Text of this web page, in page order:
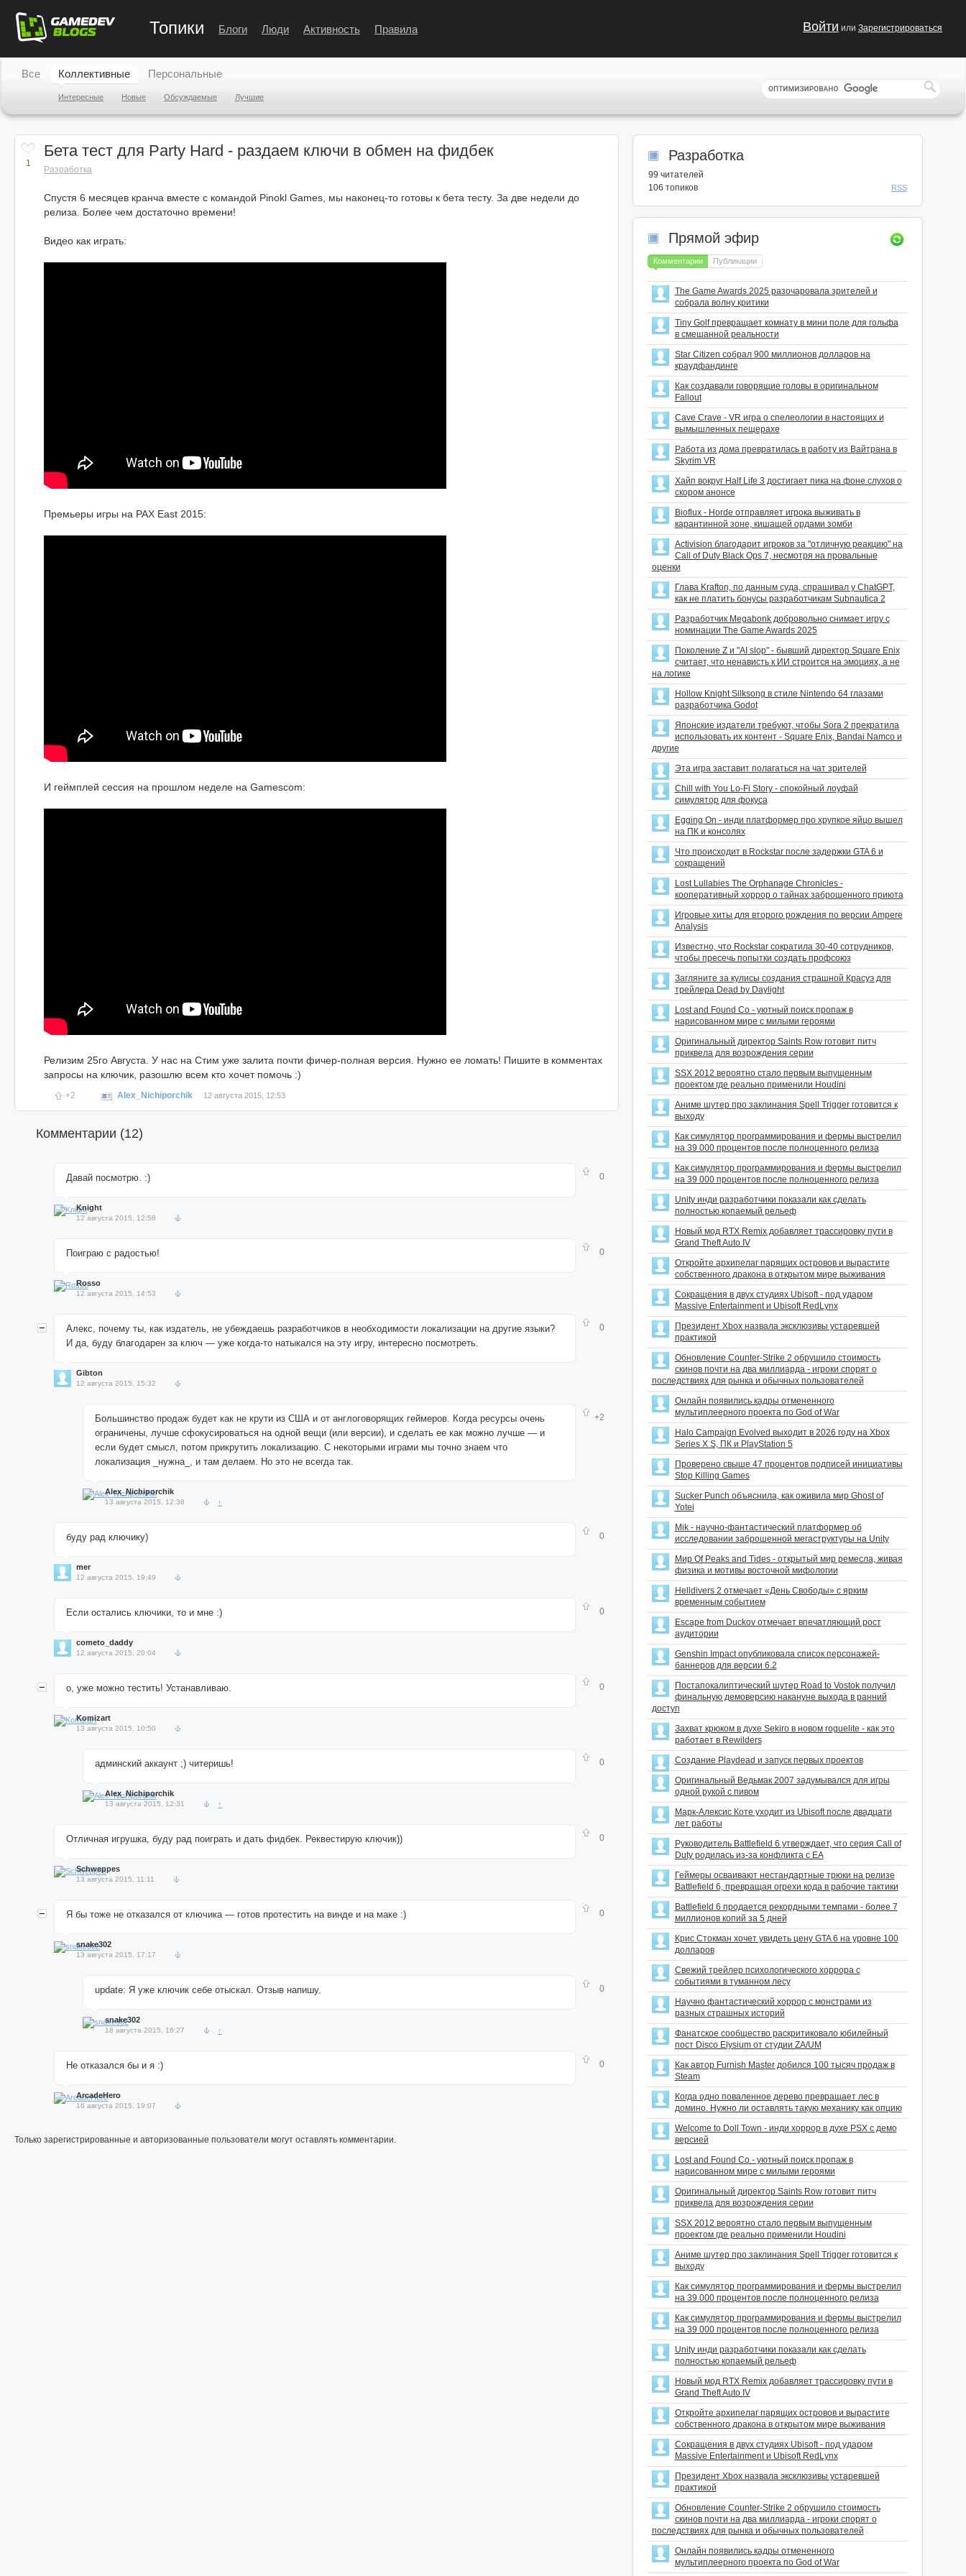
Войти или Зарегистрироваться
Топики Блоги Люди Активность Правила
Все Коллективные
Интересные Новые Обсуждаемые Лучшие
Персональные
Бета тест для Party Hard - раздаем ключи в обмен на фидбек
1
Разработка
Спустя 6 месяцев кранча вместе с командой Pinokl Games, мы наконец-то готовы к бета тесту. За две недели до
релиза. Более чем достаточно времени!
Видео как играть:
Премьеры игры на PAX East 2015:
И геймплей сессия на прошлом неделе на Gamescom:
Релизим 25го Августа. У нас на Стим уже залита почти фичер-полная версия. Нужно ее ломать! Пишите в комментах
запросы на ключик, разошлю всем кто хочет помочь :)
+2 Alex_Nichiporchik 12 августа 2015, 12:53
Комментарии (12)
0
Давай посмотрю. :)
Knight
12 августа 2015, 12:58
0
Поиграю с радостью!
Rosso
12 августа 2015, 14:53
0
Алекс, почему ты, как издатель, не убеждаешь разработчиков в необходимости локализации на другие языки?
И да, буду благодарен за ключ — уже когда-то натыкался на эту игру, интересно посмотреть.
Gibton
12 августа 2015, 15:32
+2
Большинство продаж будет как не крути из США и от англоговорящих геймеров. Когда ресурсы очень
ограничены, лучше сфокусироваться на одной вещи (или версии), и сделать ее как можно лучше — и
если будет смысл, потом прикрутить локализацию. С некоторыми играми мы точно знаем что
локализация _нужна_, и там делаем. Но это не всегда так.
Alex_Nichiporchik
13 августа 2015, 12:38 ↑
0
буду рад ключику)
mer
12 августа 2015, 19:49
0
Если остались ключики, то и мне :)
cometo_daddy
12 августа 2015, 20:04
0
о, уже можно тестить! Устанавливаю.
Komizart
13 августа 2015, 10:50
0
админский аккаунт ;) читеришь!
Alex_Nichiporchik
13 августа 2015, 12:31 ↑
0
Отличная игрушка, буду рад поиграть и дать фидбек. Реквестирую ключик))
Schweppes
13 августа 2015, 11:11
0
Я бы тоже не отказался от ключика — готов протестить на винде и на маке :)
snake302
13 августа 2015, 17:17
0
update: Я уже ключик себе отыскал. Отзыв напишу.
snake302
18 августа 2015, 16:27 ↑
0
Не отказался бы и я :)
ArcadeHero
16 августа 2015, 19:07
Только зарегистрированные и авторизованные пользователи могут оставлять комментарии.
Разработка
99 читателей
106 топиков
RSS
Прямой эфир
Комментарии Публикации
The Game Awards 2025 разочаровала зрителей и
собрала волну критики
Tiny Golf превращает комнату в мини поле для гольфа
в смешанной реальности
Star Citizen собрал 900 миллионов долларов на
краудфандинге
Как создавали говорящие головы в оригинальном
Fallout
Cave Crave - VR игра о спелеологии в настоящих и
вымышленных пещерахе
Работа из дома превратилась в работу из Вайтрана в
Skyrim VR
Хайп вокруг Half Life 3 достигает пика на фоне слухов о
скором анонсе
Bioflux - Horde отправляет игрока выживать в
карантинной зоне, кишащей ордами зомби
Activision благодарит игроков за "отличную реакцию" на
Call of Duty Black Ops 7, несмотря на провальные
оценки
Глава Krafton, по данным суда, спрашивал у ChatGPT,
как не платить бонусы разработчикам Subnautica 2
Разработчик Megabonk добровольно снимает игру с
номинации The Game Awards 2025
Поколение Z и "AI slop" - бывший директор Square Enix
считает, что ненависть к ИИ строится на эмоциях, а не
на логике
Hollow Knight Silksong в стиле Nintendo 64 глазами
разработчика Godot
Японские издатели требуют, чтобы Sora 2 прекратила
использовать их контент - Square Enix, Bandai Namco и
другие
Эта игра заставит полагаться на чат зрителей
Chill with You Lo-Fi Story - спокойный лоуфай
симулятор для фокуса
Egging On - инди платформер про хрупкое яйцо вышел
на ПК и консолях
Что происходит в Rockstar после задержки GTA 6 и
сокращений
Lost Lullabies The Orphanage Chronicles -
кооперативный хоррор о тайнах заброшенного приюта
Игровые хиты для второго рождения по версии Ampere
Analysis
Известно, что Rockstar сократила 30-40 сотрудников,
чтобы пресечь попытки создать профсоюз
Загляните за кулисы создания страшной Красуэ для
трейлера Dead by Daylight
Lost and Found Co - уютный поиск пропаж в
нарисованном мире с милыми героями
Оригинальный директор Saints Row готовит питч
приквела для возрождения серии
SSX 2012 вероятно стало первым выпущенным
проектом где реально применили Houdini
Аниме шутер про заклинания Spell Trigger готовится к
выходу
Как симулятор программирования и фермы выстрелил
на 39 000 процентов после полноценного релиза
Как симулятор программирования и фермы выстрелил
на 39 000 процентов после полноценного релиза
Unity инди разработчики показали как сделать
полностью копаемый рельеф
Новый мод RTX Remix добавляет трассировку пути в
Grand Theft Auto IV
Откройте архипелаг парящих островов и вырастите
собственного дракона в открытом мире выживания
Сокращения в двух студиях Ubisoft - под ударом
Massive Entertainment и Ubisoft RedLynx
Президент Xbox назвала эксклюзивы устаревшей
практикой
Обновление Counter-Strike 2 обрушило стоимость
скинов почти на два миллиарда - игроки спорят о
последствиях для рынка и обычных пользователей
Онлайн появились кадры отмененного
мультиплеерного проекта по God of War
Halo Campaign Evolved выходит в 2026 году на Xbox
Series X S, ПК и PlayStation 5
Проверено свыше 47 процентов подписей инициативы
Stop Killing Games
Sucker Punch объяснила, как оживила мир Ghost of
Yotei
Mik - научно-фантастический платформер об
исследовании заброшенной мегаструктуры на Unity
Мир Of Peaks and Tides - открытый мир ремесла, живая
физика и мотивы восточной мифологии
Helldivers 2 отмечает «День Свободы» с ярким
временным событием
Escape from Duckov отмечает впечатляющий рост
аудитории
Genshin Impact опубликовала список персонажей-
баннеров для версии 6.2
Постапокалиптический шутер Road to Vostok получил
финальную демоверсию накануне выхода в ранний
доступ
Захват крюком в духе Sekiro в новом roguelite - как это
работает в Rewilders
Создание Playdead и запуск первых проектов
Оригинальный Ведьмак 2007 задумывался для игры
одной рукой с пивом
Марк-Алексис Коте уходит из Ubisoft после двадцати
лет работы
Руководитель Battlefield 6 утверждает, что серия Call of
Duty родилась из-за конфликта с EA
Геймеры осваивают нестандартные трюки на релизе
Battlefield 6, превращая огрехи кода в рабочие тактики
Battlefield 6 продается рекордными темпами - более 7
миллионов копий за 5 дней
Крис Стокман хочет увидеть цену GTA 6 на уровне 100
долларов
Свежий трейлер психологического хоррора с
событиями в туманном лесу
Научно фантастический хоррор с монстрами из
разных страшных историй
Фанатское сообщество раскритиковало юбилейный
пост Disco Elysium от студии ZA/UM
Как автор Furnish Master добился 100 тысяч продаж в
Steam
Когда одно поваленное дерево превращает лес в
домино. Нужно ли оставлять такую механику как опцию
Welcome to Doll Town - инди хоррор в духе PSX с демо
версией
Lost and Found Co - уютный поиск пропаж в
нарисованном мире с милыми героями
Оригинальный директор Saints Row готовит питч
приквела для возрождения серии
SSX 2012 вероятно стало первым выпущенным
проектом где реально применили Houdini
Аниме шутер про заклинания Spell Trigger готовится к
выходу
Как симулятор программирования и фермы выстрелил
на 39 000 процентов после полноценного релиза
Как симулятор программирования и фермы выстрелил
на 39 000 процентов после полноценного релиза
Unity инди разработчики показали как сделать
полностью копаемый рельеф
Новый мод RTX Remix добавляет трассировку пути в
Grand Theft Auto IV
Откройте архипелаг парящих островов и вырастите
собственного дракона в открытом мире выживания
Сокращения в двух студиях Ubisoft - под ударом
Massive Entertainment и Ubisoft RedLynx
Президент Xbox назвала эксклюзивы устаревшей
практикой
Обновление Counter-Strike 2 обрушило стоимость
скинов почти на два миллиарда - игроки спорят о
последствиях для рынка и обычных пользователей
Онлайн появились кадры отмененного
мультиплеерного проекта по God of War